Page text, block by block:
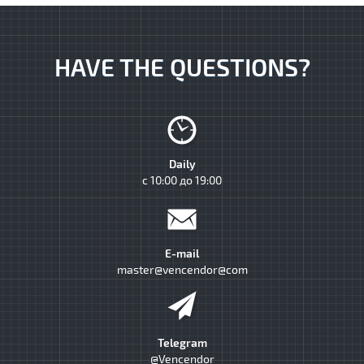
HAVE THE QUESTIONS?
Daily
с 10:00 до 19:00
E-mail
master@vencendor@com
Telegram
@Vencendor